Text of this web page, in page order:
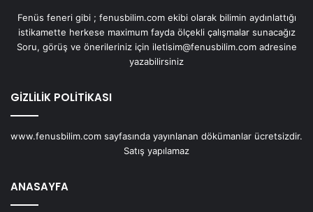
Fenüs feneri gibi ; fenusbilim.com ekibi olarak bilimin aydınlattığı
istikamette herkese maximum fayda ölçekli çalışmalar sunacağız
Soru, görüş ve önerileriniz için iletisim@fenusbilim.com adresine
yazabilirsiniz
GİZLİLİK POLİTİKASI
www.fenusbilim.com sayfasında yayınlanan dökümanlar ücretsizdir.
Satış yapılamaz
ANASAYFA